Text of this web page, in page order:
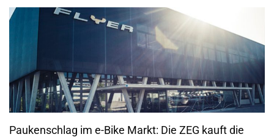
Paukenschlag im e-Bike Markt: Die ZEG kauft die